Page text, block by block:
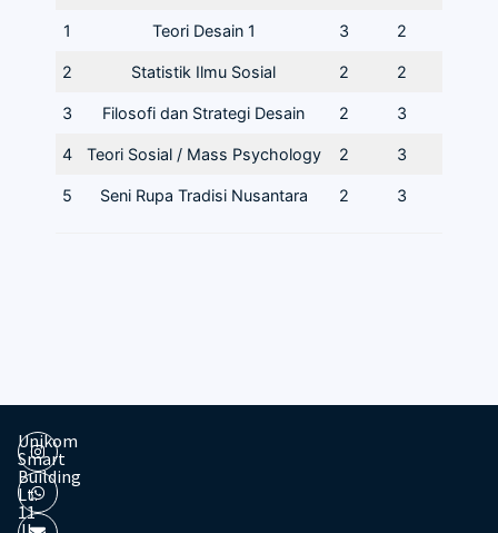
1 Teori Desain 1 3 2
2 Statistik Ilmu Sosial 2 2
3 Filosofi dan Strategi Desain 2 3
4 Teori Sosial / Mass Psychology 2 3
5 Seni Rupa Tradisi Nusantara 2 3
Unikom
Smart
Building
Lt.
11